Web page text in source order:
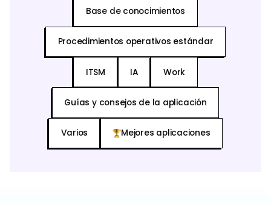
Base de conocimientos
Procedimientos operativos estándar
ITSM IA Work
Guías y consejos de la aplicación
Varios Mejores aplicaciones